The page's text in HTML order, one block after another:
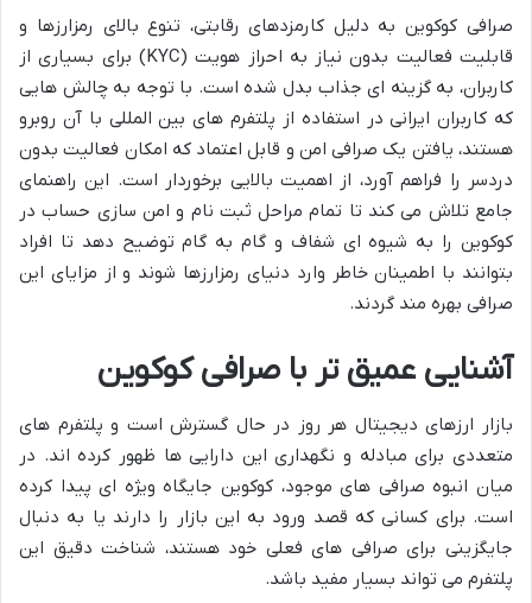
صرافی کوکوین به دلیل کارمزدهای رقابتی، تنوع بالای رمزارزها و
قابلیت فعالیت بدون نیاز به احراز هویت (KYC) برای بسیاری از
کاربران، به گزینه ای جذاب بدل شده است. با توجه به چالش هایی
که کاربران ایرانی در استفاده از پلتفرم های بین المللی با آن روبرو
هستند، یافتن یک صرافی امن و قابل اعتماد که امکان فعالیت بدون
دردسر را فراهم آورد، از اهمیت بالایی برخوردار است. این راهنمای
جامع تلاش می کند تا تمام مراحل ثبت نام و امن سازی حساب در
کوکوین را به شیوه ای شفاف و گام به گام توضیح دهد تا افراد
بتوانند با اطمینان خاطر وارد دنیای رمزارزها شوند و از مزایای این
صرافی بهره مند گردند.
آشنایی عمیق تر با صرافی کوکوین
بازار ارزهای دیجیتال هر روز در حال گسترش است و پلتفرم های
متعددی برای مبادله و نگهداری این دارایی ها ظهور کرده اند. در
میان انبوه صرافی های موجود، کوکوین جایگاه ویژه ای پیدا کرده
است. برای کسانی که قصد ورود به این بازار را دارند یا به دنبال
جایگزینی برای صرافی های فعلی خود هستند، شناخت دقیق این
پلتفرم می تواند بسیار مفید باشد.